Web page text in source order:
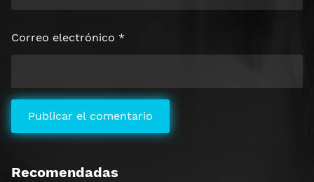
Correo electrónico *
Recomendadas